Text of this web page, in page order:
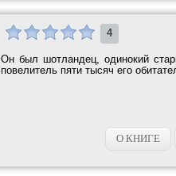
4
Он был шотландец, одинокий
повелитель пяти тысяч его
О КНИГЕ